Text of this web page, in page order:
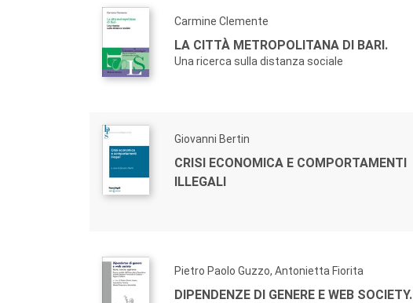
Carmine Clemente
LA CITTÀ METROPOLITANA DI BARI.
Una ricerca sulla distanza sociale
Giovanni Bertin
CRISI ECONOMICA E COMPORTAMENTI
ILLEGALI
Pietro Paolo Guzzo, Antonietta Fiorita
DIPENDENZE DI GENERE E WEB SOCIETY.